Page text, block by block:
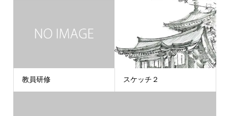
教員研修 スケッチ２